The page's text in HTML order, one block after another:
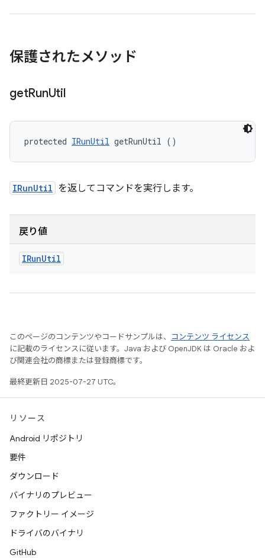
保護されたメソッド
getRunUtil
protected IRunUtil getRunUtil ()
IRunUtil を返してコマンドを実行します。
戻り値
IRunUtil
このページのコンテンツやコードサンプルは、
コンテンツ ライセンス
に記載のライセンスに従います。Java および OpenJDK は Oracle およ
び関連会社の商標または登録商標です。
最終更新日 2025-07-27 UTC。
リソース
Android リポジトリ
要件
ダウンロード
バイナリのプレビュー
ファクトリー イメージ
ドライバのバイナリ
GitHub